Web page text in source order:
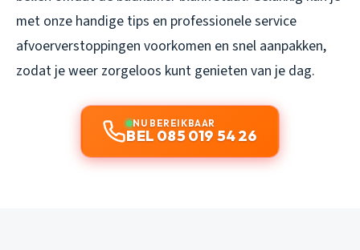
met onze handige tips en professionele service
afvoerverstoppingen voorkomen en snel aanpakken,
zodat je weer zorgeloos kunt genieten van je dag.
NU BEREIKBAAR
BEL 085 019 54 26